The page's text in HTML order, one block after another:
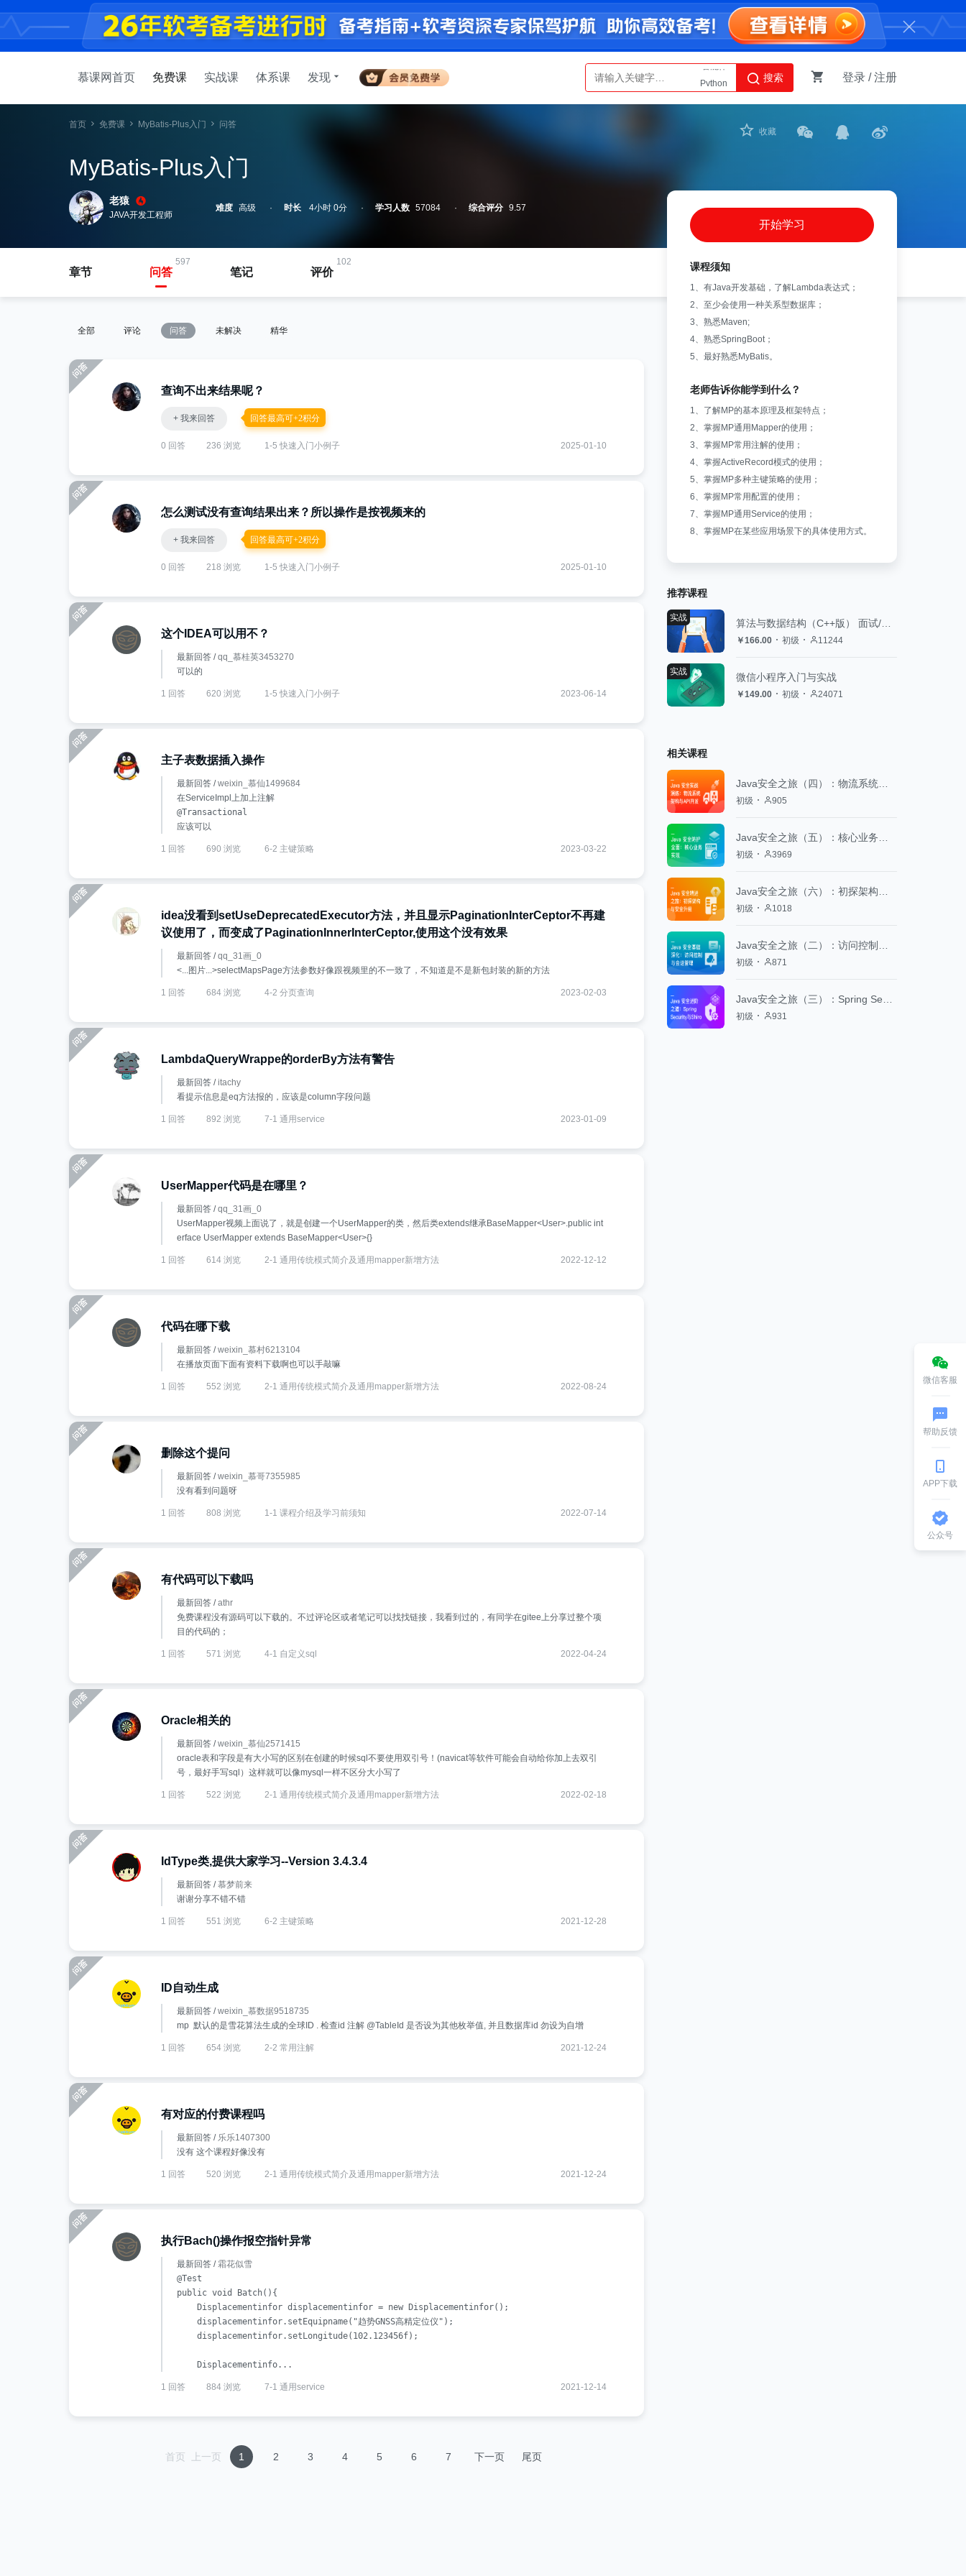
慕课网首页 免费课 实战课 体系课 发现
Python
AI智能体
搜索 登录 /注册
首页 免费课 MyBatis-Plus入门 问答
MyBatis-Plus入门
老猿
JAVA开发工程师
难度 高级 时长 4小时 0分 学习人数 57084 综合评分 9.57
收藏
章节
597
问答 笔记
102
评价
全部 评论 问答 未解决 精华
查询不出来结果呢？
+ 我来回答 回答最高可+2积分
0 回答 236 浏览 1-5 快速入门小例子 2025-01-10
怎么测试没有查询结果出来？所以操作是按视频来的
+ 我来回答 回答最高可+2积分
0 回答 218 浏览 1-5 快速入门小例子 2025-01-10
这个IDEA可以用不？
最新回答 /qq_慕桂英3453270
可以的
1 回答 620 浏览 1-5 快速入门小例子 2023-06-14
主子表数据插入操作
最新回答 /weixin_慕仙1499684
在ServiceImpl上加上注解
@Transactional
应该可以
1 回答 690 浏览 6-2 主键策略 2023-03-22
idea没看到setUseDeprecatedExecutor方法，并且显示PaginationInterCeptor不再建
议使用了，而变成了PaginationInnerInterCeptor,使用这个没有效果
最新回答 /qq_31画_0
<...图片...>selectMapsPage方法参数好像跟视频里的不一致了，不知道是不是新包封装的新的方法
1 回答 684 浏览 4-2 分页查询 2023-02-03
LambdaQueryWrappe的orderBy方法有警告
最新回答 /itachy
看提示信息是eq方法报的，应该是column字段问题
1 回答 892 浏览 7-1 通用service 2023-01-09
UserMapper代码是在哪里？
最新回答 /qq_31画_0
UserMapper视频上面说了，就是创建一个UserMapper的类，然后类extends继承BaseMapper<User>.public int
erface UserMapper extends BaseMapper<User>{}
1 回答 614 浏览 2-1 通用传统模式简介及通用mapper新增方法 2022-12-12
代码在哪下载
最新回答 /weixin_慕村6213104
在播放页面下面有资料下载啊也可以手敲嘛
1 回答 552 浏览 2-1 通用传统模式简介及通用mapper新增方法 2022-08-24
删除这个提问
最新回答 /weixin_慕哥7355985
没有看到问题呀
1 回答 808 浏览 1-1 课程介绍及学习前须知 2022-07-14
有代码可以下载吗
最新回答 /athr
免费课程没有源码可以下载的。不过评论区或者笔记可以找找链接，我看到过的，有同学在gitee上分享过整个项
目的代码的；
1 回答 571 浏览 4-1 自定义sql 2022-04-24
Oracle相关的
最新回答 /weixin_慕仙2571415
oracle表和字段是有大小写的区别在创建的时候sql不要使用双引号！(navicat等软件可能会自动给你加上去双引
号，最好手写sql）这样就可以像mysql一样不区分大小写了
1 回答 522 浏览 2-1 通用传统模式简介及通用mapper新增方法 2022-02-18
IdType类,提供大家学习--Version 3.4.3.4
最新回答 /慕梦前来
谢谢分享不错不错
1 回答 551 浏览 6-2 主键策略 2021-12-28
ID自动生成
最新回答 /weixin_慕数据9518735
mp 默认的是雪花算法生成的全球ID . 检查id 注解 @TableId 是否设为其他枚举值, 并且数据库id 勿设为自增
1 回答 654 浏览 2-2 常用注解 2021-12-24
有对应的付费课程吗
最新回答 / 乐乐1407300
没有 这个课程好像没有
1 回答 520 浏览 2-1 通用传统模式简介及通用mapper新增方法 2021-12-24
执行Bach()操作报空指针异常
最新回答 /霜花似雪
@Test
public void Batch(){
Displacementinfor displacementinfor = new Displacementinfor();
displacementinfor.setEquipname("趋势GNSS高精定位仪");
displacementinfor.setLongitude(102.123456f);
Displacementinfo...
1 回答 884 浏览 7-1 通用service 2021-12-14
首页 上一页 1 2 3 4 5 6 7 下一页 尾页
开始学习
课程须知
1、有Java开发基础，了解Lambda表达式；
2、至少会使用一种关系型数据库；
3、熟悉Maven;
4、熟悉SpringBoot；
5、最好熟悉MyBatis。
老师告诉你能学到什么？
1、了解MP的基本原理及框架特点；
2、掌握MP通用Mapper的使用；
3、掌握MP常用注解的使用；
4、掌握ActiveRecord模式的使用；
5、掌握MP多种主键策略的使用；
6、掌握MP常用配置的使用；
7、掌握MP通用Service的使用；
8、掌握MP在某些应用场景下的具体使用方式。
推荐课程
实战
￥166.00 初级 11244
实战 微信小程序入门与实战
￥149.00 初级 24071
相关课程
初级 905
初级 3969
初级 1018
初级 871
初级 931
微信客服
帮助反馈
APP下载
公众号